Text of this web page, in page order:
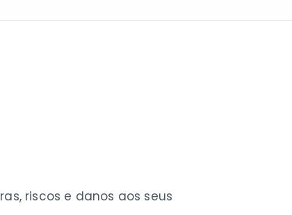
riscos e danos aos seus